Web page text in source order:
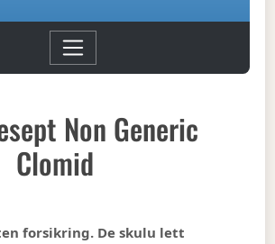
Non Generic
Clomid
forsikring. De skulu lett